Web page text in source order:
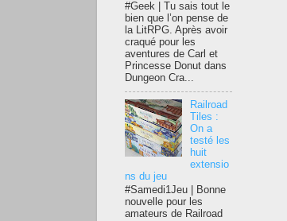
#Geek | Tu sais tout le
bien que l’on pense de
la LitRPG. Après avoir
craqué pour les
aventures de Carl et
Princesse Donut dans
Dungeon Cra...
Railroad
Tiles :
On a
testé les
huit
extensio
ns du jeu
#Samedi1Jeu | Bonne
nouvelle pour les
amateurs de Railroad